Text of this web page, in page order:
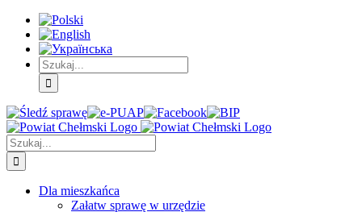
Skip
Treść
główna
Skip
Menu
główne
Skip
Menu
dodatkowe
Szukaj
Śledź
sprawę
E-
PUAP
Facebook BIP Instagram
Szukaj
Dla mieszkańca
Załatw sprawę w urzędzie